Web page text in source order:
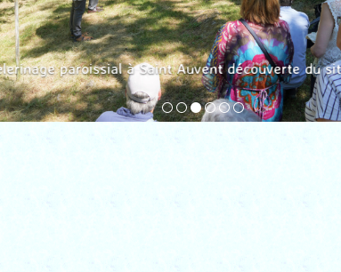
Pèlerinage paroissial à Saint Auvent découverte du